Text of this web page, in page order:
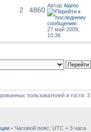
2 4860
Автор Alamo
27 май 2009,
10:36
пользователей и гости: 3
• Часовой пояс: UTC + 3 часа